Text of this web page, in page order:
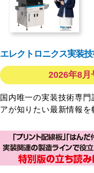
エレクトロニクス実装
2026年8月
国内唯一の実装技術専門
アが知りたい最新情報を